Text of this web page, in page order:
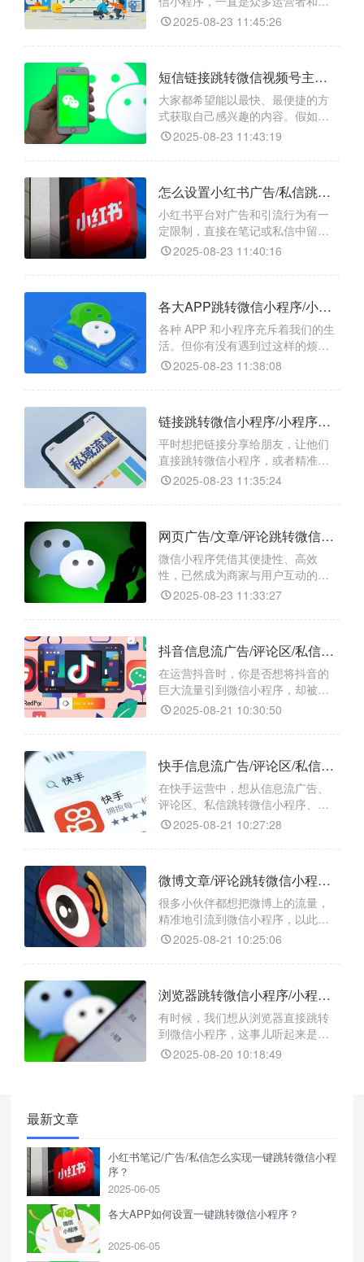
发者头疼的问题。别担心，今天就
链】，它能帮你轻松实现 H5 落地页
到小程序的任意页面，还能搞定小
程序码相关跳转哦！​
2025-08-23 11:45:26
短信链接跳转微信视频号主页/视频号视频/视频号直播如何操作？
大家都希望能以最快、最便捷的方
式获取自己感兴趣的内容。假如你
收到一条短信，里面有个链接，点
主页，或者观看特定视频，甚至进
感觉超棒？其实，借助跳转工具
【天天外链】，就能轻松实现这一
便捷操作。​
2025-08-23 11:43:19
怎么设置小红书广告/私信跳转微信小程序/小程序任意页面/小程序码？
小红书平台对广告和引流行为有一
定限制，直接在笔记或私信中留下
微信联系方式可能会被判定为违
用户有意愿添加微信，手动复制粘
为繁琐，容易让用户在过程中流
失。而“天天外链”就像是一个智能的
桥梁，能够打破小红书和微信之间
的壁垒，让用户一键直达微信小程
2025-08-23 11:40:16
各大APP跳转微信小程序/小程序任意页面/小程序码怎么实现？
各种 APP 和小程序充斥着我们的生
活。但你有没有遇到过这样的烦
恼：想让用户从一个 APP 跳转到微
烦，导致用户流失？别担心，今天
——“天天外链”，它能帮你轻松实现
一键跳转，让流量转化变得轻松又
高效。
2025-08-23 11:38:08
链接跳转微信小程序/小程序任意页面/小程序码如何操作？
平时想把链接分享给朋友，让他们
直接跳转微信小程序，或者精准进
入小程序里的某个页面，甚至生成
觉得特别费劲？要么找不到合适的
大，忙活半天还不一定能成功。别
担心，今天就给大家安利一个超好
用的跳转工具 ——【天天外链】，
不管是链接跳转微信小程序、小
2025-08-23 11:35:24
网页广告/文章/评论跳转微信小程序/小程序任意页面/小程序码的方法是什么？
微信小程序凭借其便捷性、高效
性，已然成为商家与用户互动的重
要平台。然而，如何将网页广告、
微信小程序，成为许多运营者面临
支个招，借助一款神奇的跳转工具
——【天天外链】，轻松实现一键
跳转，让你的流量转化不再是难
题！
2025-08-23 11:33:27
抖音信息流广告/评论区/私信跳转微信小程序/小程序任意页面/小程序码的最新教程
在运营抖音时，你是否想将抖音的
巨大流量引到微信小程序，却被跳
转难题困住？别担心，“天天外链”
2025-08-21 10:30:50
快手信息流广告/评论区/私信跳转微信小程序/小程序任意页面/小程序码的方法
在快手运营中，想从信息流广告、
评论区、私信跳转微信小程序、小
程序任意页面或获取小程序码，由
不过，借助 “天天外链” 这个跳转工
2025-08-21 10:27:28
微博文章/评论跳转微信小程序/小程序任意页面/小程序码如何实现？
很多小伙伴都想把微博上的流量，
精准地引流到微信小程序，以此来
拓展业务、增加曝光度。但无奈微
跳转那是难如登天。不过别担心，
转工具 —— 天天外链，它能轻松实
现微博文章 / 评论跳转微信小程序、
小程序任意页面，甚至是小程序
码。
2025-08-21 10:25:06
浏览器跳转微信小程序/小程序任意页面/小程序码的实现方式
有时候，我们想从浏览器直接跳转
到微信小程序，这事儿听起来是不
是有点“高大上”？其实，这事儿一点
2025-08-20 10:18:49
最新文章
小红书笔记/广告/私信怎么实现一键跳转微信小程
序？
2025-06-05
各大APP如何设置一键跳转微信小程序？
2025-06-05